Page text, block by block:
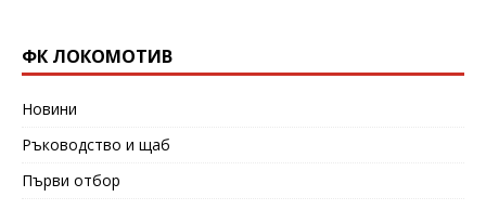
ФК ЛОКОМОТИВ
Новини
Ръководство и щаб
Първи отбор